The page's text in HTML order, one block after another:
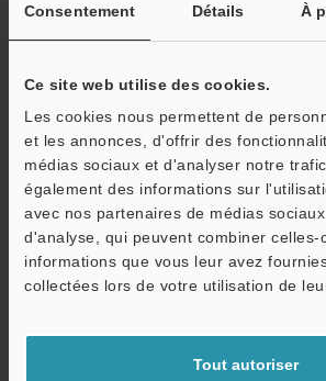
Consentement Détails À
Ce site web utilise des cookies.
Les cookies nous permettent de
et les annonces, d'offrir des
médias sociaux et d'analyser notre
également des informations sur
avec nos partenaires de médias
d'analyse, qui peuvent combiner celles-
informations que vous leur avez
collectées lors de votre utilisation de
Tout autoriser
Catégorie de
Lumière
Humidité
Température
Résistance aux